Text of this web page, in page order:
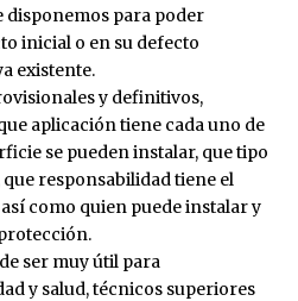
disponemos para poder
inicial o en su defecto
existente.
y definitivos,
aplicación tiene cada uno de
se pueden instalar, que tipo
responsabilidad tiene el
como quien puede instalar y
ser muy útil para
y salud, técnicos superiores